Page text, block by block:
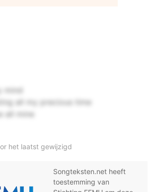
mind
all my precious time
all mine
het laatst gewijzigd
Songteksten.net heeft
toestemming van